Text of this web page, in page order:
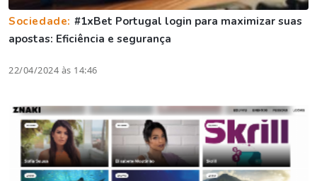
Sociedade: #1xBet Portugal login para maximizar suas
apostas: Eficiência e segurança
22/04/2024 às 14:46